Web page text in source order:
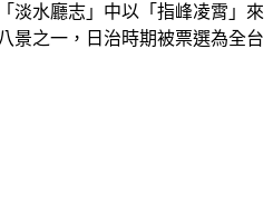
淡水廳志」中以「指峰凌霄」來
景之一，日治時期被票選為全台